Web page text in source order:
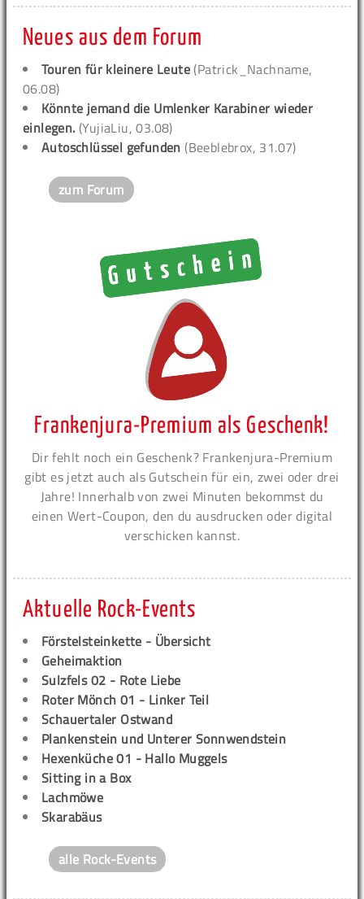
Neues aus dem Forum
Touren für kleinere Leute (Patrick_Nachname,
06.08)
Könnte jemand die Umlenker Karabiner wieder
einlegen. (YujiaLiu, 03.08)
Autoschlüssel gefunden (Beeblebrox, 31.07)
zum Forum
Frankenjura-Premium als Geschenk!
Dir fehlt noch ein Geschenk? Frankenjura-Premium
gibt es jetzt auch als Gutschein für ein, zwei oder drei
Jahre! Innerhalb von zwei Minuten bekommst du
einen Wert-Coupon, den du ausdrucken oder digital
verschicken kannst.
Aktuelle Rock-Events
Förstelsteinkette - Übersicht
Geheimaktion
Sulzfels 02 - Rote Liebe
Roter Mönch 01 - Linker Teil
Schauertaler Ostwand
Plankenstein und Unterer Sonnwendstein
Hexenküche 01 - Hallo Muggels
Sitting in a Box
Lachmöwe
Skarabäus
alle Rock-Events